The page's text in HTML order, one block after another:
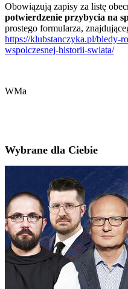
Obowiązują zapisy za listę
potwierdzenie przybycia na
prostego formularza,
https://klubstanczyka.pl/bledy-
wspolczesnej-historii-swiata/
WMa
Wybrane dla Ciebie